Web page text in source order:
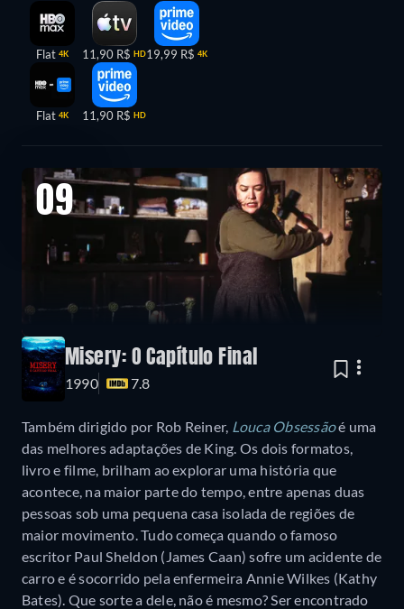
Flat 4K
Flat 4K
11,90 R$ HD
11,90 R$ HD
19,99 R$ 4K
09
Misery: O Capítulo Final
1990 7.8
Também dirigido por Rob Reiner, Louca Obsessãoé uma
das melhores adaptações de King. Os dois formatos,
livro e filme, brilham ao explorar uma história que
acontece, na maior parte do tempo, entre apenas duas
pessoas sob uma pequena casa isolada de regiões de
maior movimento. Tudo começa quando o famoso
escritor Paul Sheldon (James Caan) sofre um acidente de
carro e é socorrido pela enfermeira Annie Wilkes (Kathy
Bates). Que sorte a dele, não é mesmo? Ser encontrado